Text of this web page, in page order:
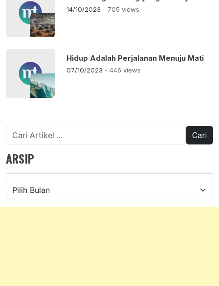
14/10/2023 - 705 views
Hidup Adalah Perjalanan Menuju Mati
07/10/2023 - 446 views
Cari
untuk:
ARSIP
Arsip